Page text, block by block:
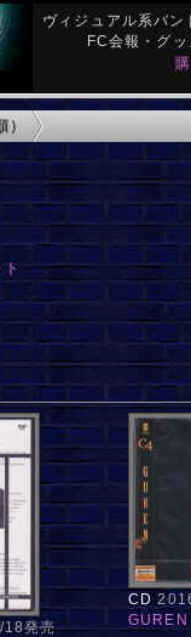
ヴィジュアル系バ
FC会報・グ
ト
発売
CD
GUREN